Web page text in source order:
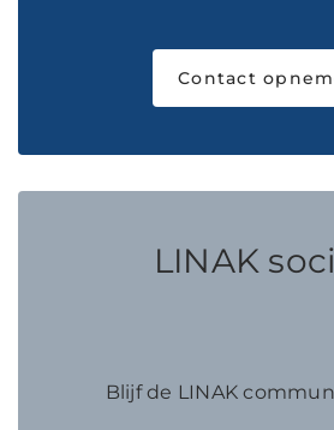
Contact
LINAK
Blijf de LINAK